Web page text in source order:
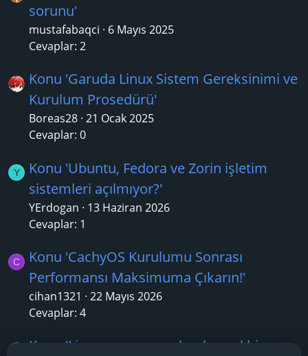
sorunu'
mustafabaqci
6 Mayıs 2025
Cevaplar: 2
Konu 'Garuda Linux Sistem Gereksinimi ve
Kurulum Prosedürü'
Boreas28 21 Ocak 2025
Cevaplar: 0
Y
Konu 'Ubuntu, Fedora ve Zorin işletim
sistemleri açılmıyor?'
YErdogan
13 Haziran 2026
Cevaplar: 1
C
Konu 'CachyOS Kurulumu Sonrası
Performansı Maksimuma Çıkarın!'
cihan1321
22 Mayıs 2026
Cevaplar: 4
Konu 'Linux oyuncusu olmak nasıl bir şey,